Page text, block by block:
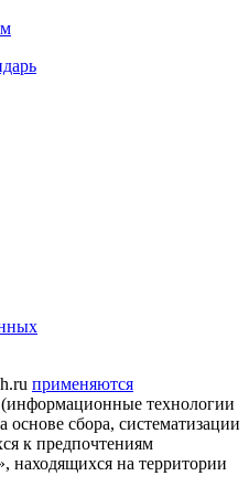
применяются
(информационные технологии
сбора, систематизации
к предпочтениям
находящихся на территории